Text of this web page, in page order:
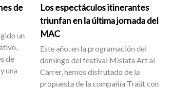
de
un
de
una
Los espectáculos itinerantes
triunfan en la última jornada del
MAC
Este año, en la programación del
domingo del festival Mislata Art al
Carrer, hemos disfrutado de la
propuesta de la compañía Traüt con